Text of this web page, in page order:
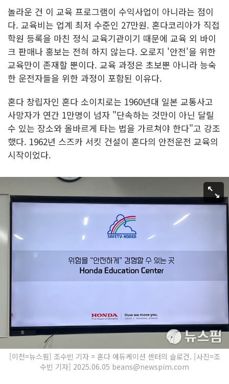
놀라운 건 이 교육 프로그램이 수익사업이 아니라는 점이
다. 교육비는 업계 최저 수준인 27만원. 혼다코리아가 직접
학원 등록을 마친 정식 교육기관이기 때문에 교육 외 바이
크 판매나 홍보는 전혀 하지 않는다. 오로지 '안전'을 위한
교육만이 존재할 뿐이다. 교육 과정은 초보뿐 아니라 능숙
한 운전자들을 위한 과정이 포함된 이유다.
혼다 창립자인 혼다 소이치로는 1960년대 일본 교통사고
사망자가 연간 1만명이 넘자 "단속하는 것만이 아닌 달릴
수 있는 장소와 올바르게 타는 법을 가르쳐야 한다"고 강조
했다. 1962년 스즈카 서킷 건설이 혼다의 안전운전 교육의
시작이었다.
[이천=뉴스핌] 조수빈 기자 = 혼다 에듀케이션 센터의 슬로건. [사진=조
수빈 기자] 2025.06.05 beans@newspim.com